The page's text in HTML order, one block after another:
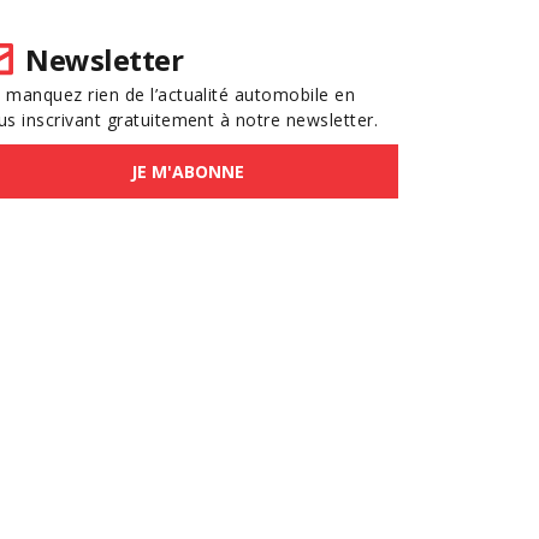
Newsletter
manquez rien de l’actualité automobile en
inscrivant gratuitement à notre newsletter.
JE M'ABONNE